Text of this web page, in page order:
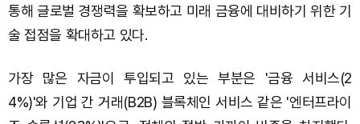
통해 글로벌 경쟁력을 확보하고 미래 금융에 대비하기 위한 기
술 접점을 확대하고 있다.
가장 많은 자금이 투입되고 있는 부분은 '금융 서비스(2
4%)'와 기업 간 거래(B2B) 블록체인 서비스 같은 '엔터프라이